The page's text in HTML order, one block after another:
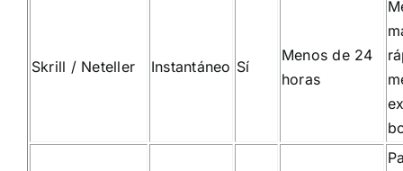
Skrill / Neteller Instantáneo Sí
Menos de 24
horas